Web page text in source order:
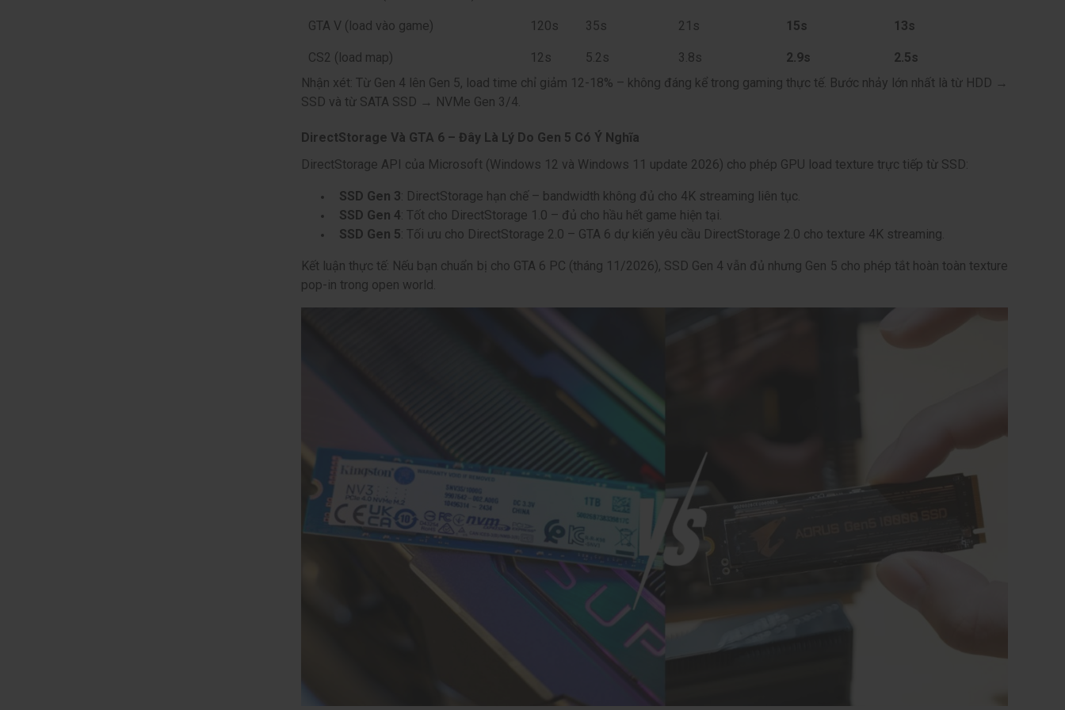
GTA V (load vào game) 120s 35s 21s 15s 13s
CS2 (load map) 12s 5.2s 3.8s 2.9s
2.5s
Nhận xét: Từ Gen 4 lên Gen 5, load time chỉ giảm 12-18% – không đáng kể trong gaming thực tế. Bước nhảy lớn nhất là từ HDD →
SSD và từ SATA SSD → NVMe Gen 3/4.
DirectStorage Và GTA 6 – Đây Là Lý Do Gen 5 Có Ý Nghĩa
DirectStorage API của Microsoft (Windows 12 và Windows 11 update 2026) cho phép GPU load texture trực tiếp từ SSD:
SSD Gen 3: DirectStorage hạn chế – bandwidth không đủ cho 4K streaming liên tục.
SSD Gen 4: Tốt cho DirectStorage 1.0 – đủ cho hầu hết game hiện tại.
SSD Gen 5: Tối ưu cho DirectStorage 2.0 – GTA 6 dự kiến yêu cầu DirectStorage 2.0 cho texture 4K streaming.
Kết luận thực tế: Nếu bạn chuẩn bị cho GTA 6 PC (tháng 11/2026), SSD Gen 4 vẫn đủ nhưng Gen 5 cho phép tắt hoàn toàn texture
pop-in trong open world.